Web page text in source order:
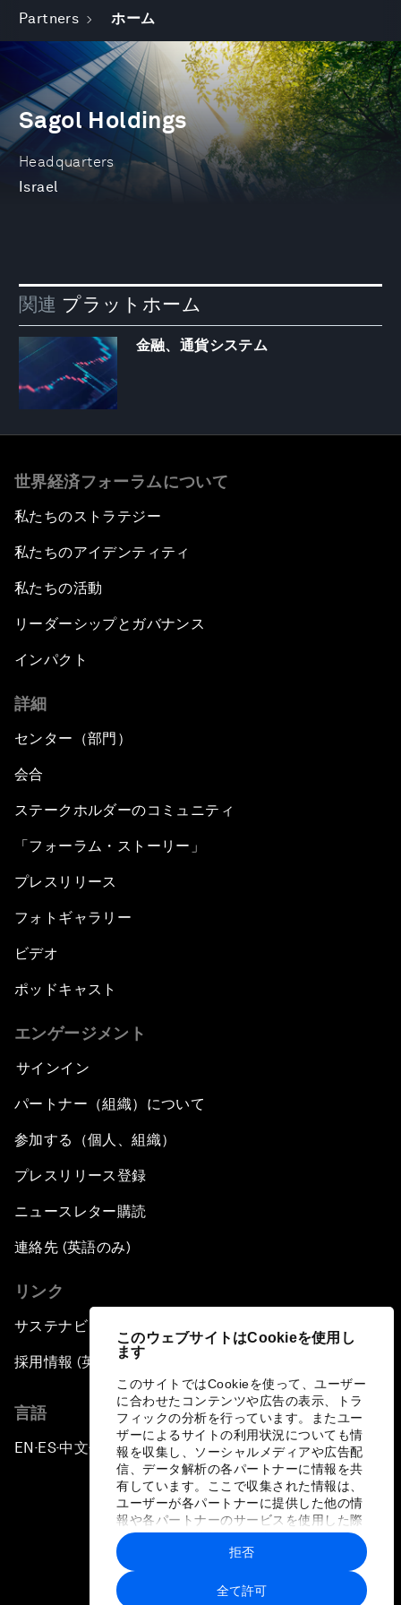
このウェブサイトはCookieを使用し
ます
このサイトではCookieを使って、ユーザー
に合わせたコンテンツや広告の表示、トラ
フィックの分析を行っています。またユー
ザーによるサイトの利用状況についても情
報を収集し、ソーシャルメディアや広告配
信、データ解析の各パートナーに情報を共
有しています。ここで収集された情報は、
ユーザーが各パートナーに提供した他の情
報や各パートナーのサービスを使用した際
に収集された情報と組み合わされ、各パー
トナーによって使用されることがありま
す。
全て許可
拒否
Partners ホーム
Headquarters
Israel
Sagol Holdings
関連 プラットホーム
金融、通貨システム
世界経済フォーラムについて
私たちのストラテジー
私たちのアイデンティティ
私たちの活動
リーダーシップとガバナンス
インパクト
詳細
センター（部門）
会合
ステークホルダーのコミュニティ
「フォーラム・ストーリー」
プレスリリース
フォトギャラリー
ビデオ
ポッドキャスト
エンゲージメント
サインイン
パートナー（組織）について
参加する（個人、組織）
プレスリリース登録
ニュースレター購読
連絡先 (英語のみ)
リンク
サステナビリティへの取り組み
採用情報 (英語のみ)
言語
EN ▪ES▪中文▪ 日本語
プライバシーポリシーと利用規約
サイトマップ